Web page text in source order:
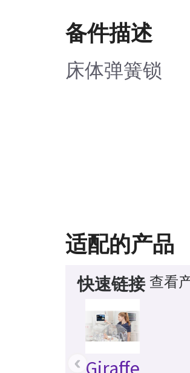
备件描述
床体弹簧锁
适配的产品
快速链接 查看
‹